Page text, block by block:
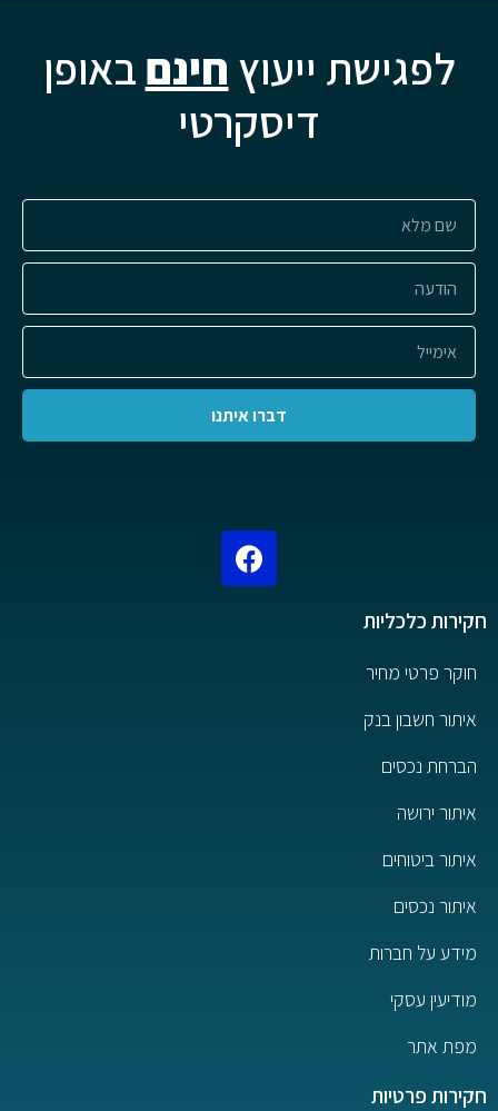
לפגישת ייעוץ חינםבאופן
דיסקרטי
דברו איתנו
חקירות כלכליות
חוקר פרטי מחיר
איתור חשבון בנק
הברחת נכסים
איתור ירושה
איתור ביטוחים
איתור נכסים
מידע על חברות
מודיעין עסקי
מפת אתר
חקירות פרטיות